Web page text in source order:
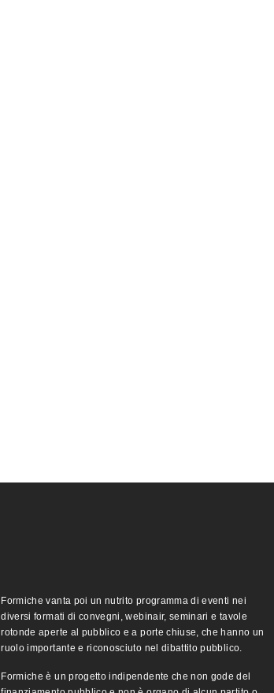
Formiche vanta poi un nutrito programma di eventi nei
diversi formati di convegni, webinair, seminari e tavole
rotonde aperte al pubblico e a porte chiuse, che hanno un
ruolo importante e riconosciuto nel dibattito pubblico.
Formiche è un progetto indipendente che non gode del